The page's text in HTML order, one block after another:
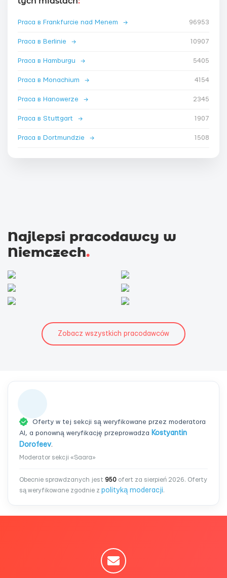
Praca в Frankfurcie nad Menem → 96953
Praca в Berlinie → 10907
Praca в Hamburgu → 5405
Praca в Monachium → 4154
Praca в Hanowerze → 2345
Praca в Stuttgart → 1907
Praca в Dortmundzie → 1508
Najlepsi pracodawcy w
Niemczech.
Zobacz wszystkich pracodawców
Oferty w tej sekcji są weryfikowane przez moderatora
AI, a ponowną weryfikację przeprowadza Kostyantin
Dorofeev.
Moderator sekcji «Saara»
Obecnie sprawdzanych jest 950 ofert za sierpień 2026. Oferty
są weryfikowane zgodnie z polityką moderacji.